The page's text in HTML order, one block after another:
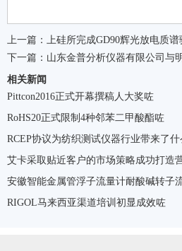
上一篇：
上硅所完成GD90辉光放电质
下一篇： 山东金普分析仪器有限公司与
相关新闻
Pittcon2016正式开幕撰稿人大奖咗
RoHS20正式限制4种邻苯二甲酸酯咗
RCEP协议为纺织测试仪器行业带来了
艾卡采取贴近客户的市场策略成功打造
安徽智能金属管浮子流量计耐酸碱转子
RIGOL马来西亚渠道培训初显成效咗